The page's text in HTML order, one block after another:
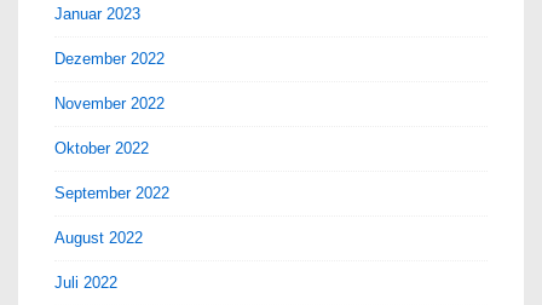
Januar 2023
Dezember 2022
November 2022
Oktober 2022
September 2022
August 2022
Juli 2022